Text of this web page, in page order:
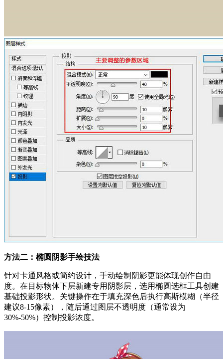
方法二：椭圆阴影手绘技法
针对卡通风格或简约设计，手动绘制阴影更能体现创作自由
度。在目标物体下层新建专用阴影层，选用椭圆选框工具创建
基础投影形状。关键操作在于填充深色后执行高斯模糊（半径
建议8-15像素），随后通过图层不透明度（通常设为
30%-50%）控制投影浓度。